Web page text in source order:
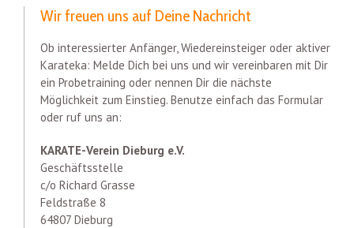
Wir freuen uns auf Deine Nachricht
Ob interessierter Anfänger, Wiedereinsteiger oder aktiver
Karateka: Melde Dich bei uns und wir vereinbaren mit Dir
ein Probetraining oder nennen Dir die nächste
Möglichkeit zum Einstieg. Benutze einfach das Formular
oder ruf uns an:
KARATE-Verein Dieburg e.V.
Geschäftsstelle
c/o Richard Grasse
Feldstraße 8
64807 Dieburg